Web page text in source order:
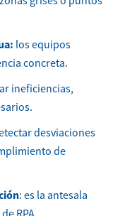
los equipos
concreta.
ineficiencias,
desviaciones
de
: es la antesala
RPA